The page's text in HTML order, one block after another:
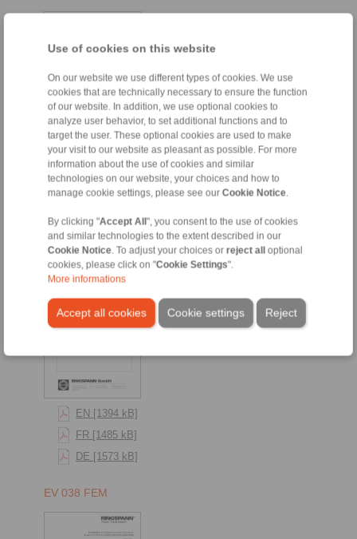
Use of cookies on this website
On our website we use different types of cookies. We use
cookies that are technically necessary to ensure the function
of our website. In addition, we use optional cookies to
analyze user behavior, to set additional functions and to
target the user. These optional cookies are used to make
your visit to our website as pleasant as possible. For more
information about the use of cookies and similar
technologies on our website, your choices and how to
manage cookie settings, please see our Cookie Notice
By clicking "Accept All", you consent to the use of cookies
and similar technologies to the extent described in our
Cookie Notice . To adjust your choices or reject alloptional
cookies, please click on "Cookie Settings".
More informations
Accept all cookies Reject
Cookie settings
EN [1394 kB]
FR [1485 kB]
EH 028 FEM
EN [1394 kB]
FR [1485 kB]
DE [1573 kB]
EV 038 FEM